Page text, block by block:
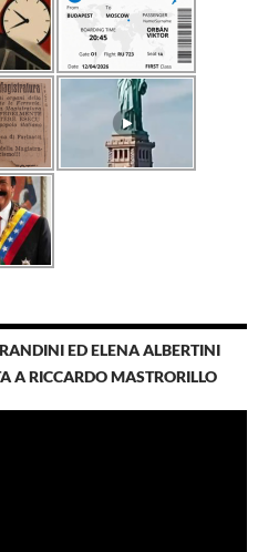
ED ELENA ALBERTINI
A RICCARDO MASTRORILLO